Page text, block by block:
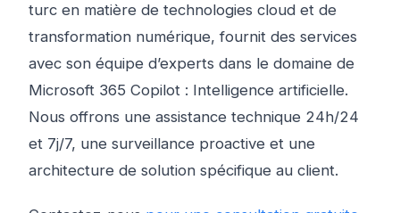
turc en matière de technologies cloud et de
transformation numérique, fournit des services
avec son équipe d’experts dans le domaine de
Microsoft 365 Copilot : Intelligence artificielle.
Nous offrons une assistance technique 24h/24
et 7j/7, une surveillance proactive et une
architecture de solution spécifique au client.